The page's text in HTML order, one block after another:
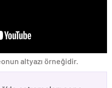
altyazı örneğidir.